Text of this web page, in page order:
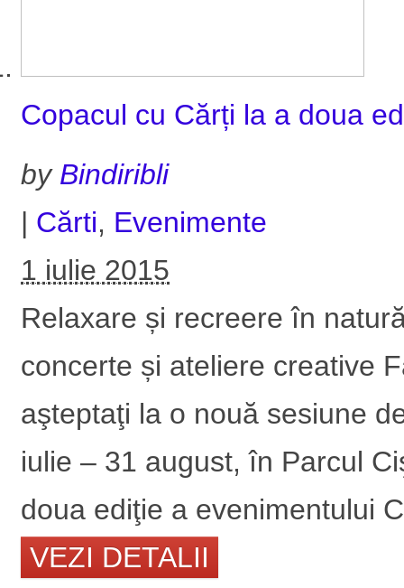
Copacul cu Cărți la a doua
by Bindiribli
| Cărti, Evenimente
1 iulie 2015
Relaxare și recreere în
concerte și ateliere creative
aşteptaţi la o nouă sesiune
iulie – 31 august, în Parcul
doua ediţie a evenimentului
VEZI DETALII